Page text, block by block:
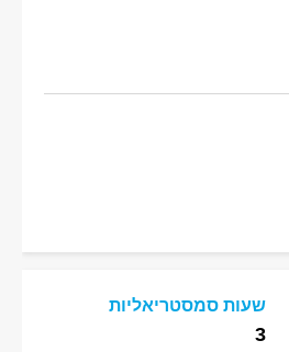
שעות סמסטריאליות
3